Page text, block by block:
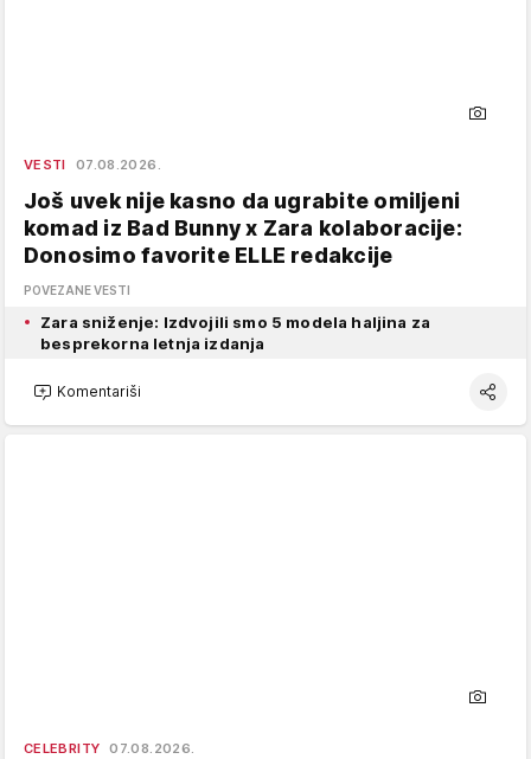
VESTI 07.08.2026.
Još uvek nije kasno da ugrabite omiljeni
komad iz Bad Bunny x Zara kolaboracije:
Donosimo favorite ELLE redakcije
POVEZANE VESTI
Zara sniženje: Izdvojili smo 5 modela haljina za
besprekorna letnja izdanja
Komentariši
CELEBRITY 07.08.2026.